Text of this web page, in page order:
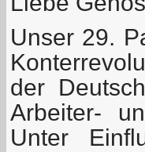
Unser 29.
der
Arbeiter-
Unter